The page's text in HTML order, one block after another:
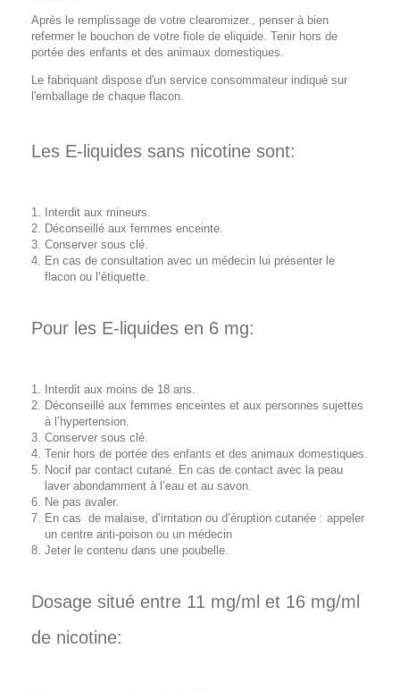
Après le remplissage de votre clearomizer., penser à bien
refermer le bouchon de votre fiole de eliquide. Tenir hors de
portée des enfants et des animaux domestiques.
Le fabriquant dispose d'un service consommateur indiqué sur
l'emballage de chaque flacon.
Les E-liquides sans nicotine sont:
Interdit aux mineurs.
Déconseillé aux femmes enceinte.
Conserver sous clé.
En cas de consultation avec un médecin lui présenter le
flacon ou l’étiquette.
Pour les E-liquides en 6 mg:
Interdit aux moins de 18 ans.
Déconseillé aux femmes enceintes et aux personnes sujettes
à l’hypertension.
Conserver sous clé.
Tenir hors de portée des enfants et des animaux domestiques.
Nocif par contact cutané. En cas de contact avec la peau
laver abondamment à l’eau et au savon.
Ne pas avaler.
En cas de malaise, d’irritation ou d’éruption cutanée : appeler
un centre anti-poison ou un médecin
Jeter le contenu dans une poubelle.
Dosage situé entre 11 mg/ml et 16 mg/ml
de nicotine: